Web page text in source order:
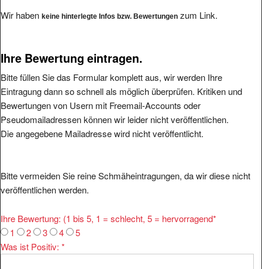
Wir haben keine hinterlegte Infos bzw. Bewertungen zum Link.
Ihre Bewertung eintragen.
Bitte füllen Sie das Formular komplett aus, wir werden Ihre
Eintragung dann so schnell als möglich überprüfen. Kritiken und
Bewertungen von Usern mit Freemail-Accounts oder
Pseudomailadressen können wir leider nicht veröffentlichen.
Die angegebene Mailadresse wird nicht veröffentlicht.
Bitte vermeiden Sie reine Schmäheintragungen, da wir diese nicht
veröffentlichen werden.
Ihre Bewertung: (1 bis 5, 1 = schlecht, 5 = hervorragend*
1
2 3 4
5
Was ist Positiv: *